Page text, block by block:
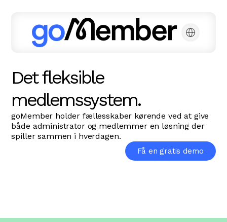
Det fleksible
medlemssystem.
goMember holder fællesskaber kørende ved at give
både administrator og medlemmer en løsning der
spiller sammen i hverdagen.
Få en gratis demo